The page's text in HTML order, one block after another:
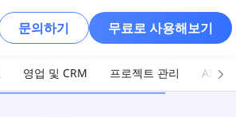
문의하기 무료로 사용해보기
영업 및 CRM 프로젝트 관리 AI 및